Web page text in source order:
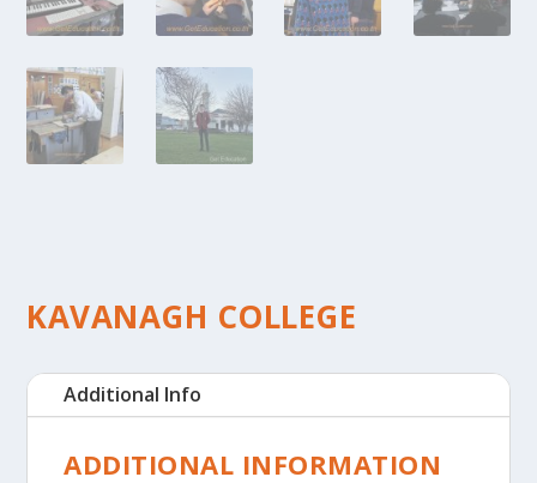
KAVANAGH COLLEGE
Additional Info
ADDITIONAL INFORMATION